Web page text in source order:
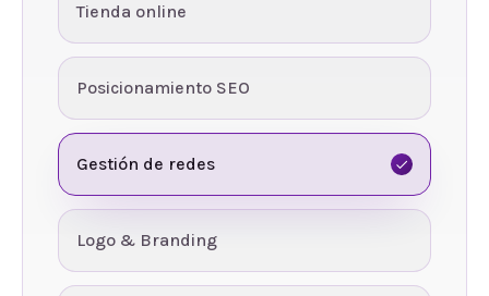
Tienda online
Posicionamiento SEO
Gestión de redes
Logo & Branding